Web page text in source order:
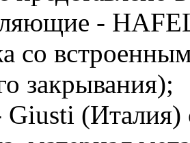
-
со
закрывания);
Giusti (Италия)